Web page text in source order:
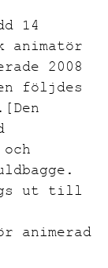
14
animatör
2008
följdes
ut till